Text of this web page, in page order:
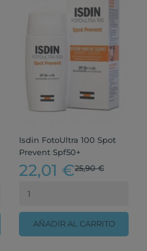
Isdin FotoUltra 100 Spot
Prevent Spf50+
22,01 €25,90 €
AÑADIR AL CARRITO